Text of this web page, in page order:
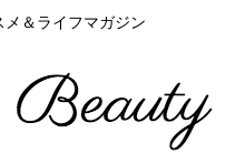
＆ライフマガジン